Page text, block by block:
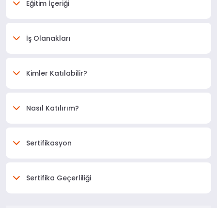
Eğitim İçeriği
İş Olanakları
Kimler Katılabilir?
Nasıl Katılırım?
Sertifikasyon
Sertifika Geçerliliği